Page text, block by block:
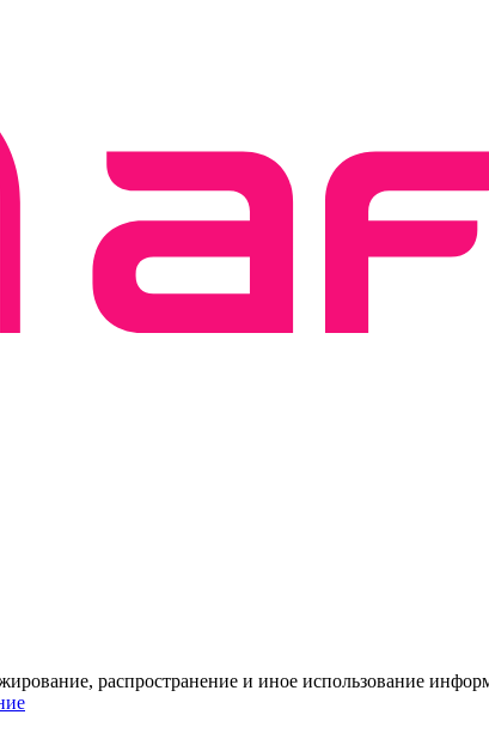
распространение и иное использование